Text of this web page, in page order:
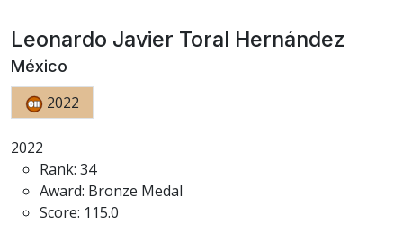
Leonardo Javier Toral Hernández
México
2022
2022
Rank: 34
Award: Bronze Medal
Score: 115.0